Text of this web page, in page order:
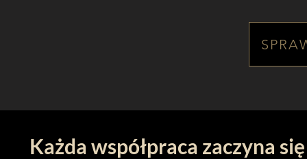
Każda współpraca zaczyna